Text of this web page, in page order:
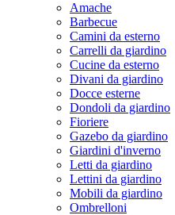
Amache
Barbecue
Camini da esterno
Carrelli da giardino
Cucine da esterno
Divani da giardino
Docce esterne
Dondoli da giardino
Fioriere
Gazebo da giardino
Giardini d'inverno
Letti da giardino
Lettini da giardino
Mobili da giardino
Ombrelloni